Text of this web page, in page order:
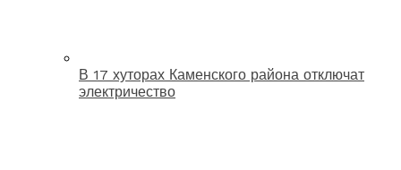
В 17 хуторах Каменского района отключат
электричество